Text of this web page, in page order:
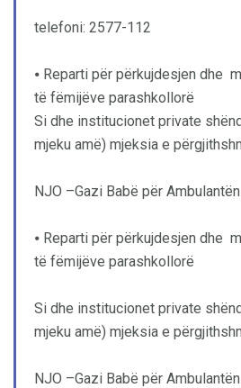
telefoni: 2577-112
⦁ Reparti për përkujdesjen dhe
të fëmijëve parashkollorë
Si dhe institucionet private
mjeku amë) mjeksia e
NJO –Gazi Babë për
⦁ Reparti për përkujdesjen dhe
të fëmijëve parashkollorë
Si dhe institucionet private
mjeku amë) mjeksia e
NJO –Gazi Babë për